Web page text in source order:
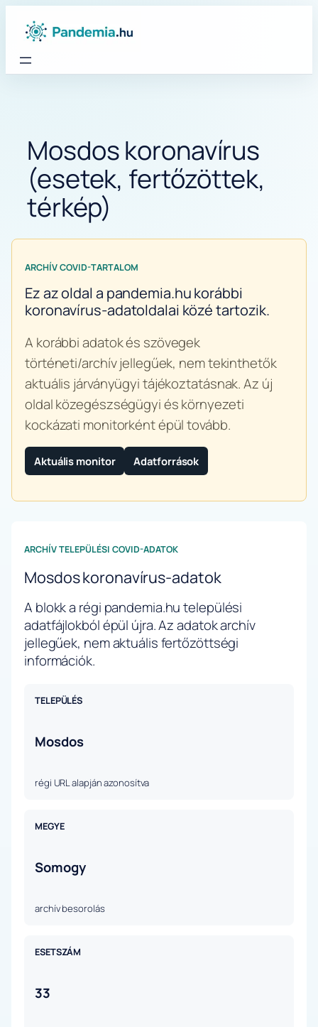
Mosdos koronavírus
(esetek, fertőzöttek,
térkép)
ARCHÍV COVID-TARTALOM
Ez az oldal a pandemia.hu korábbi
koronavírus-adatoldalai közé tartozik.
A korábbi adatok és szövegek
történeti/archív jellegűek, nem tekinthetők
aktuális járványügyi tájékoztatásnak. Az új
oldal közegészségügyi és környezeti
kockázati monitorként épül tovább.
Aktuális monitor Adatforrások
ARCHÍV TELEPÜLÉSI COVID-ADATOK
Mosdos koronavírus-adatok
A blokk a régi pandemia.hu települési
adatfájlokból épül újra. Az adatok archív
jellegűek, nem aktuális fertőzöttségi
információk.
TELEPÜLÉS
Mosdos
régi URL alapján azonosítva
MEGYE
Somogy
archív besorolás
ESETSZÁM
33